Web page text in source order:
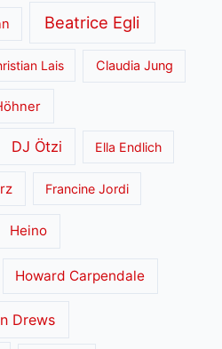
Beatrice Egli
Lais Claudia Jung
DJ Ötzi Ella Endlich
Francine Jordi
Heino
Howard Carpendale
Drews